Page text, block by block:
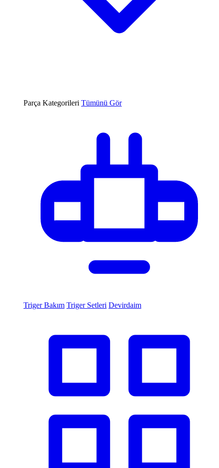
Parça Kategorileri Tümünü Gör
Triger Bakım Triger Setleri Devirdaim